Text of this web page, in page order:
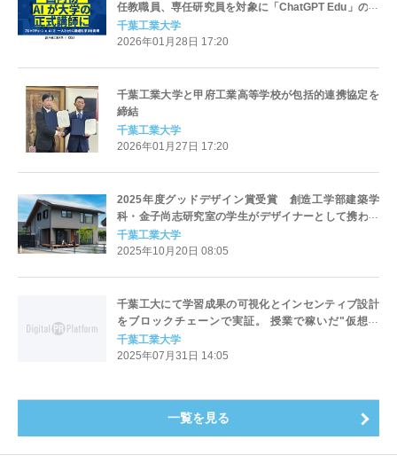
任教職員、専任研究員を対象に「ChatGPT Edu」の提
供を開始～
千葉工業大学
2026年01月28日 17:20
千葉工業大学と甲府工業高等学校が包括的連携協定を
締結
千葉工業大学
2026年01月27日 17:20
2025年度グッドデザイン賞受賞 創造工学部建築学
科・金子尚志研究室の学生がデザイナーとして携わっ
た住宅が受賞！
千葉工業大学
2025年10月20日 08:05
千葉工大にて学習成果の可視化とインセンティブ設計
をブロックチェーンで実証。 授業で稼いだ"仮想通
貨"をキャンパス内でも利用可能に！ マイナンバーカ
ード活用の新教育実験を実施。
千葉工業大学
2025年07月31日 14:05
一覧を見る